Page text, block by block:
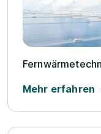
Mehr erfahren